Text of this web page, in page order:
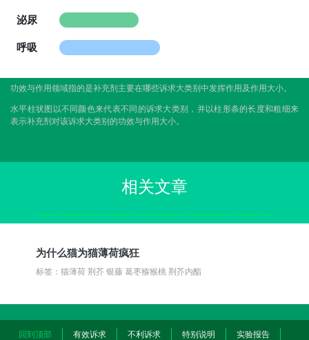
泌尿
呼吸
功效与作用领域指的是补充剂主要在哪些诉求大类别中发挥作用及作用大小。
水平柱状图以不同颜色来代表不同的诉求大类别，并以柱形条的长度和粗细来
表示补充剂对该诉求大类别的功效与作用大小。
相关文章
为什么猫为猫薄荷疯狂
标签：猫薄荷 荆芥 银藤 葛枣猕猴桃 荆芥内酯
回到顶部 有效诉求 不利诉求 特别说明
实验报告